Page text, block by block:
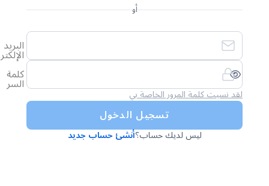
أو
البريد
الإلكتروني
كلمةالسر
لقد نسيت كلمة المرور الخاصة بي
تسجيل الدخول
ليس لديك حساب؟أنشئ حساب جديد